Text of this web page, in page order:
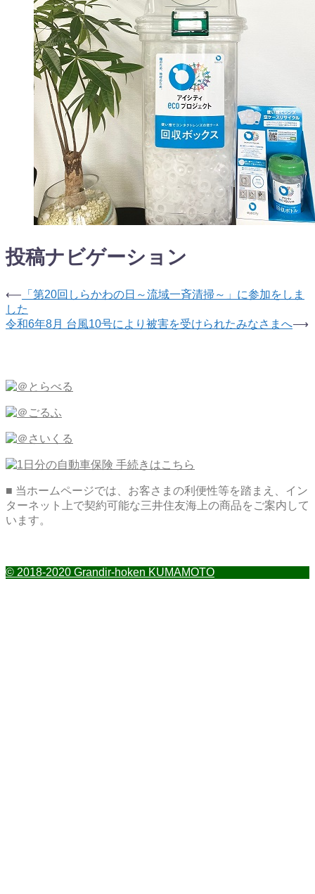
投稿ナビゲーション
⟵ 「第20回しらかわの日～流域一斉清掃～」に参加をしま
した
令和6年8月 台風10号により被害を受けられたみなさまへ⟶
■ 当ホームページでは、お客さまの利便性等を踏まえ、イン
ターネット上で契約可能な三井住友海上の商品をご案内して
います。
© 2018-2020 Grandir-hoken KUMAMOTO